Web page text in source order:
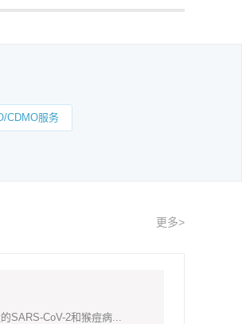
CDMO服务
更多>
CoV-2和猴痘病...